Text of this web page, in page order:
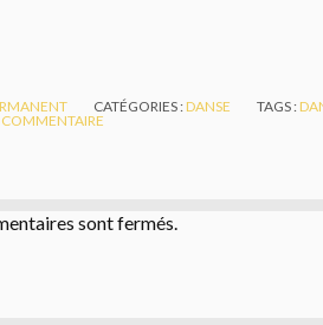
CATÉGORIES :DANSE TAGS :
COMMENTAIRE
sont fermés.